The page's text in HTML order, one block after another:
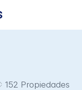
152 Propiedades